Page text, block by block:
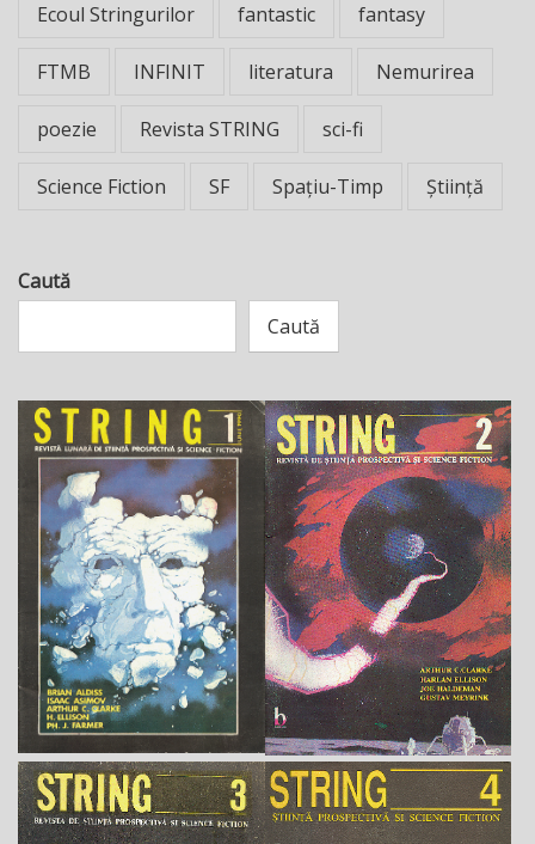
Ecoul Stringurilor fantastic fantasy
FTMB INFINIT literatura Nemurirea
poezie Revista STRING sci-fi
Science Fiction SF Spațiu-Timp Știință
Caută
Caută